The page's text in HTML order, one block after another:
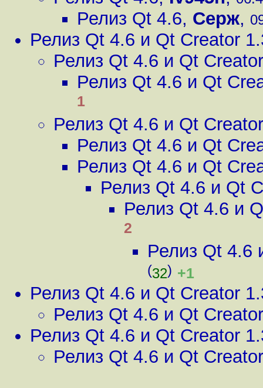
Релиз Qt 4.6, Серж,
Релиз Qt 4.6 и Qt Creator
Релиз Qt 4.6 и Qt
Релиз Qt 4.6 и Qt
1
Релиз Qt 4.6 и Qt
Релиз Qt 4.6 и Qt
Релиз Qt 4.6 и Qt
Релиз Qt 4.6 и Qt
Релиз Qt 4.6 и
2
Релиз Qt 4.6
(32) +1
Релиз Qt 4.6 и Qt Creator
Релиз Qt 4.6 и Qt
Релиз Qt 4.6 и Qt Creator
Релиз Qt 4.6 и Qt